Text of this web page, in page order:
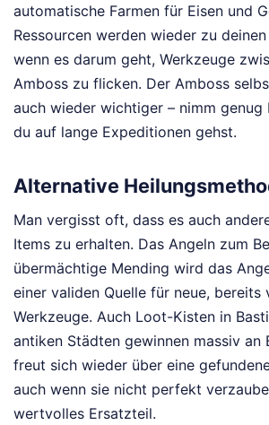
automatische Farmen für Eisen und
Ressourcen werden wieder zu
wenn es darum geht, Werkzeuge
Amboss zu flicken. Der Amboss
auch wieder wichtiger – nimm genug
du auf lange Expeditionen gehst.
Alternative
Man vergisst oft, dass es auch
Items zu erhalten. Das Angeln zum
übermächtige Mending wird das
einer validen Quelle für neue, bereits
Werkzeuge. Auch Loot-Kisten in
antiken Städten gewinnen massiv an
freut sich wieder über eine
auch wenn sie nicht perfekt
wertvolles Ersatzteil.